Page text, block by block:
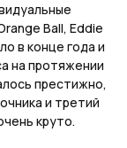
Ball, Eddie
в конце года и
на протяжении
престижно,
и третий
круто.